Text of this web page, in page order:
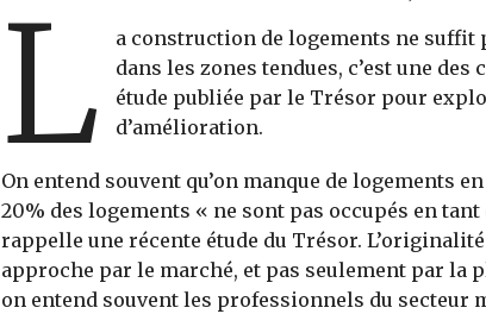
L
a construction de logements ne suffit
dans les zones tendues, c’est une des
étude publiée par le Trésor pour
d’amélioration.
On entend souvent qu’on manque de logements
20% des logements « ne sont pas occupés en
rappelle une récente étude du Trésor.
approche par le marché, et pas seulement par la
on entend souvent les professionnels du secteur